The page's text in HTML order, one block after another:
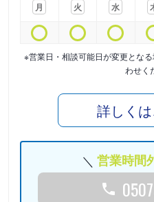
月
火
水
※営業日・相談可能日が変更とな
わせく
詳しく
営業時間